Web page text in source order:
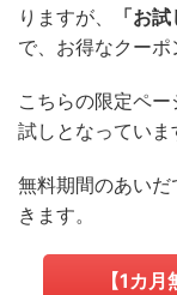
りますが、
「お
で、お得なクーポ
こちらの限定ペ
試しとなっていま
無料期間のあい
きます。
【1カ